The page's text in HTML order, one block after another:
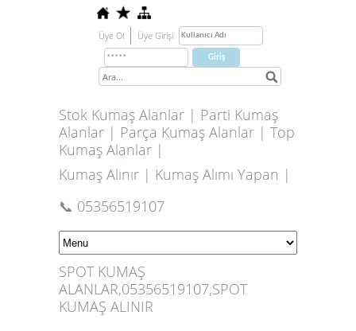
Üye Ol Üye Girişi
Stok Kumaş Alanlar | Parti Kumaş
Alanlar | Parça Kumaş Alanlar | Top
Kumaş Alanlar |
Kumaş Alınır | Kumaş Alımı Yapan |
📞 05356519107
SPOT KUMAŞ
ALANLAR,05356519107,SPOT
KUMAŞ ALINIR